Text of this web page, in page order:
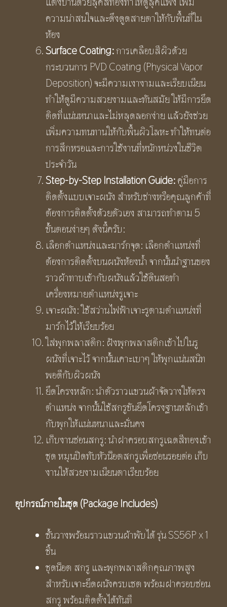
ความน่าสนใจและดึงดูดสายตาให้กับพื้นที่ใน
ห้อง
Surface Coating:การเคลือบสีผิวด้วย
กระบวนการ PVD Coating (Physical Vapor
Deposition) จะมีความเงางามและเรียบเนียน
ทำให้ดูมีความสวยงามและทันสมัย ให้มีการยึด
ติดที่แน่นหนาและไม่หลุดลอกง่าย แล้วยังช่วย
เพิ่มความทนทานให้กับพื้นผิวโลหะ ทำให้ทนต่อ
การสึกหรอและการใช้งานที่หนักหน่วงในชีวิต
ประจำวัน
Step-by-Step Installation Guide:คู่มือการ
ติดตั้งแบบเจาะผนัง สำหรับช่างหรือคุณลูกค้าที่
ต้องการติดตั้งด้วยตัวเอง สามารถทำตาม 5
ขั้นตอนง่ายๆ ดังนี้ครับ:
เลือกตำแหน่งและมาร์กจุด: เลือกตำแหน่งที่
ต้องการติดตั้งบนผนังห้องน้ำ จากนั้นนำฐานของ
ราวผ้าทาบเข้ากับผนังแล้วใช้ดินสอทำ
เครื่องหมายตำแหน่งรูเจาะ
เจาะผนัง: ใช้สว่านไฟฟ้าเจาะรูตามตำแหน่งที่
มาร์กไว้ให้เรียบร้อย
ใส่พุกพลาสติก: ฝังพุกพลาสติกเข้าไปในรู
ผนังที่เจาะไว้ จากนั้นเคาะเบาๆ ให้พุกแน่นสนิท
พอดีกับผิวผนัง
ยึดโครงหลัก: นำตัวราวแขวนผ้าจัดวางให้ตรง
ตำแหน่ง จากนั้นใช้สกรูขันยึดโครงฐานหลักเข้า
กับพุกให้แน่นหนาและมั่นคง
เก็บงานซ่อนสกรู: นำฝาครอบสกรูเฉดสีทองเข้า
ชุด หมุนปิดทับหัวน็อตสกรูเพื่อซ่อนรอยต่อ เก็บ
งานให้สวยงามเนียนตาเรียบร้อย
อุปกรณ์ภายในชุด (Package Includes)
ชั้นวางพร้อมราวแขวนผ้าพับได้ รุ่น SS56P x 1
ชิ้น
ชุดน็อต สกรู และพุกพลาสติกคุณภาพสูง
สำหรับเจาะยึดผนังครบเซต พร้อมฝาครอบซ่อน
สกรู พร้อมติดตั้งได้ทันที